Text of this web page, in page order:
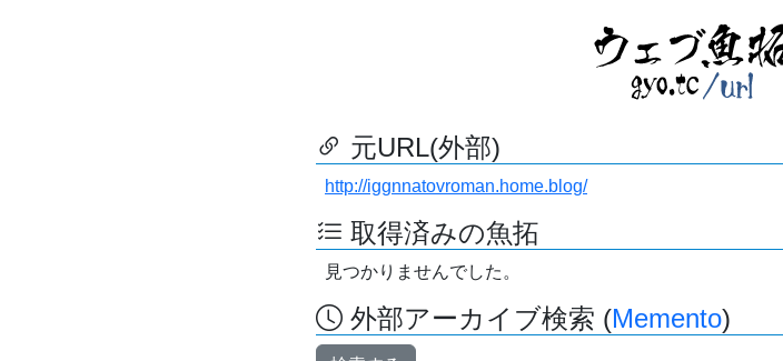
元URL(外部)
http://iggnnatovroman.home.blog/
取得済みの魚拓
見つかりませんでした。
外部アーカイブ検索 (Memento)